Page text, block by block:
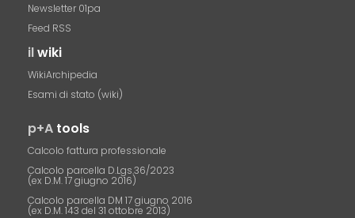
Newsletter 01pa
Feed RSS
ilwiki
WikiArchipedia
Esami di stato (wiki)
p+A tools
Calcolo fattura professionale
Calcolo parcella D.Lgs.36/2023
(ex D.M. 17 giugno 2016)
Calcolo parcella DM 17 giugno 2016
(ex D.M. 143 del 31 ottobre 2013)